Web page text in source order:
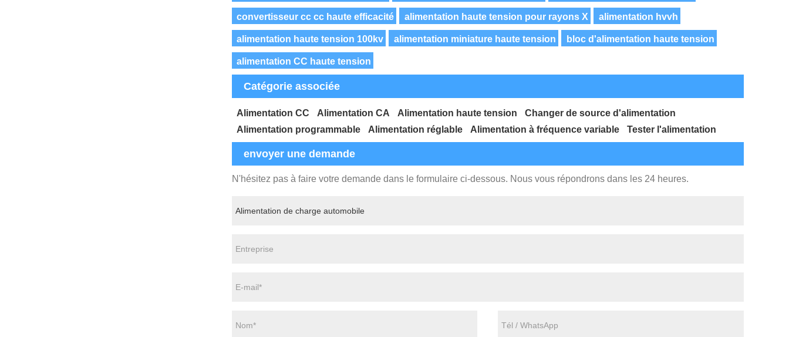
convertisseur cc cc haute efficacité alimentation haute tension pour rayons X alimentation hvvh
alimentation haute tension 100kv alimentation miniature haute tension bloc d'alimentation haute tension
alimentation CC haute tension
Catégorie associée
Alimentation CC Alimentation CA Alimentation haute tension
Changer de source d'alimentation
Alimentation programmable
Alimentation réglable Alimentation à fréquence variable Tester l'alimentation
envoyer une demande
N'hésitez pas à faire votre demande dans le formulaire ci-dessous. Nous vous répondrons dans les 24 heures.